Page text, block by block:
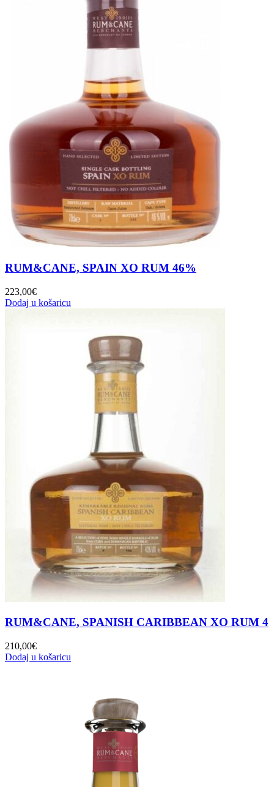
RUM&CANE, SPAIN XO RUM 46%
223,00€
Dodaj u košaricu
RUM&CANE, SPANISH CARIBBEAN XO RUM 4
210,00€
Dodaj u košaricu